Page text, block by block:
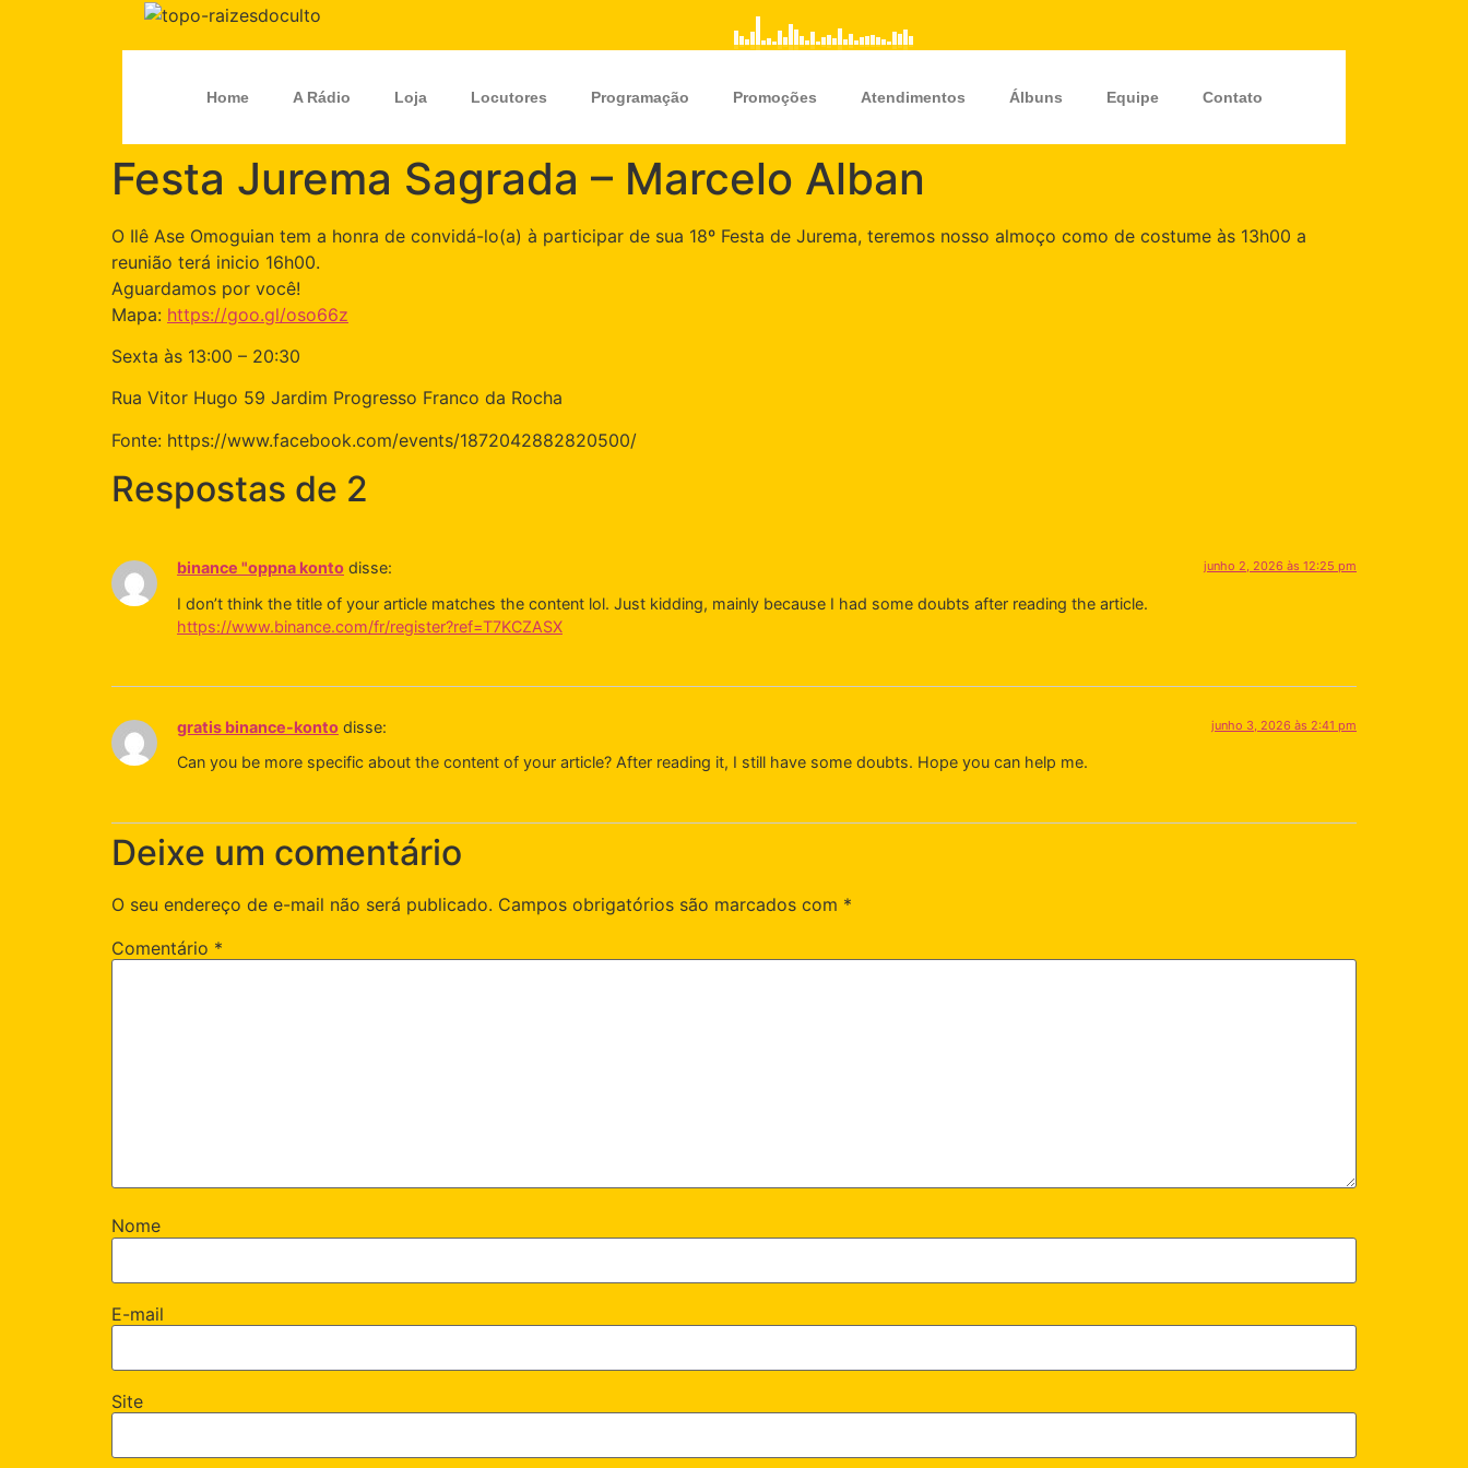
Home A Rádio Loja Locutores Programação Promoções Atendimentos Álbuns Equipe Contato
Festa Jurema Sagrada – Marcelo Alban
O Ilê Ase Omoguian tem a honra de convidá-lo(a) à participar de sua 18º Festa de Jurema, teremos nosso almoço como de costume às 13h00 a
reunião terá inicio 16h00.
Aguardamos por você!
Mapa: https://goo.gl/oso66z
Sexta às 13:00 – 20:30
Rua Vitor Hugo 59 Jardim Progresso Franco da Rocha
Fonte: https://www.facebook.com/events/1872042882820500/
Respostas de 2
binance "oppna konto disse: junho 2, 2026 às 12:25 pm
I don’t think the title of your article matches the content lol. Just kidding, mainly because I had some doubts after reading the article.
https://www.binance.com/fr/register?ref=T7KCZASX
gratis binance-konto disse: junho 3, 2026 às 2:41 pm
Can you be more specific about the content of your article? After reading it, I still have some doubts. Hope you can help me.
Deixe um comentário
O seu endereço de e-mail não será publicado. Campos obrigatórios são marcados com *
Comentário *
Nome
E-mail
Site